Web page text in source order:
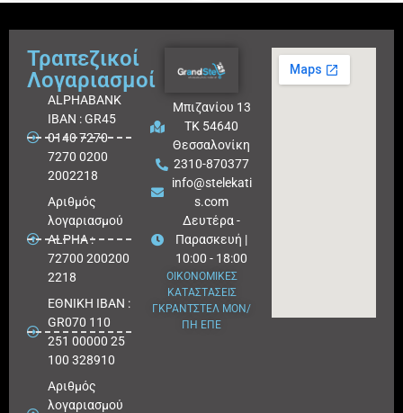
Τραπεζικοί
Λογαριασμοί
ALPHABANK
IBAN : GR45
0140 7270
7270 0200
2002218
Aριθμός
λογαριασμού
ALPHA :
72700 200200
2218
ΕΘΝΙΚΗ ΙΒΑΝ :
GR070 110
251 00000 25
100 328910
Αριθμός
λογαριασμού
Μπιζανίου 13
ΤΚ 54640
Θεσσαλονίκη
2310-870377
info@stelekati
s.com
Δευτέρα -
Παρασκευή |
10:00 - 18:00
ΟΙΚΟΝΟΜΙΚΕΣ
ΚΑΤΑΣΤΑΣΕΙΣ
ΓΚΡΑΝΤΣΤΕΛ ΜΟΝ/
ΠΗ ΕΠΕ